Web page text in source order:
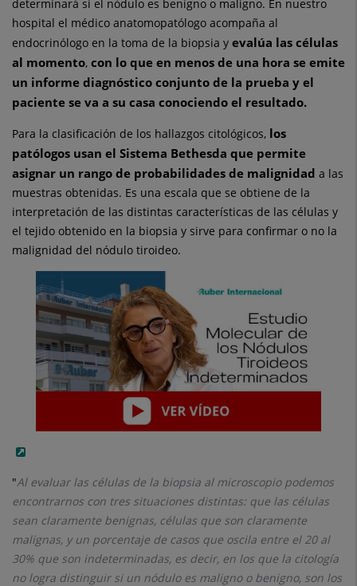
determinará si el nódulo es benigno o maligno. En nuestro
hospital el médico anatomopatólogo acompaña al
endocrinólogo en la toma de la biopsia y evalúa las células
al momento, con lo que en menos de una hora se emite
un informe diagnóstico conjunto de la prueba y el
paciente se va a su casa conociendo el resultado.
Para la clasificación de los hallazgos citológicos, los
patólogos usan el Sistema Bethesda que permite
asignar un rango de probabilidades de malignidad a las
muestras obtenidas. Es una escala que se obtiene de la
interpretación de las distintas características de las células y
el tejido obtenido en la biopsia y sirve para confirmar o no la
malignidad del nódulo tiroideo.
"Al evaluar las células de la biopsia al microscopio podemos
encontrarnos con tres situaciones distintas­: que las células
sean claramente benignas, células que son claramente
malignas, y un porcentaje de casos que oscila entre el 20 al
30% que son indeterminadas, es decir, en los que la citología
no logra distinguir si un nódulo es maligno o benigno, son los